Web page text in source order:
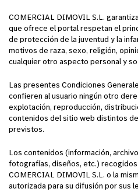
COMERCIAL DIMOVIL S.L.
que ofrece el portal respetan el
de protección de la juventud y la
motivos de raza, sexo, religión,
cualquier otro aspecto personal y
Las presentes Condiciones
confieren al usuario ningún otro
explotación, reproducción,
contenidos del sitio web distintos
previstos.
Los contenidos (información,
fotografías, diseños, etc.)
COMERCIAL DIMOVIL S.L. o la
autorizada para su difusión por sus